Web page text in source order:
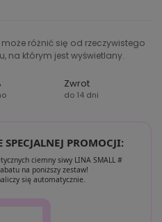
różnić się od rzeczywistego
na którym jest wyświetlany.
Zwrot
do 14 dni
SPECJALNEJ PROMOCJI:
ciemny siwy LINA SMALL #
na poniższy zestaw!
się automatycznie.